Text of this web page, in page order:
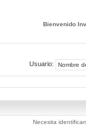
Bienvenido
Usuario:
Necesita